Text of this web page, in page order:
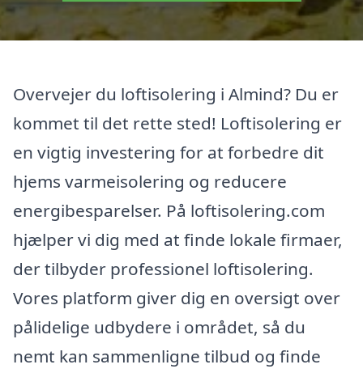
Overvejer du loftisolering i Almind? Du er
kommet til det rette sted! Loftisolering er
en vigtig investering for at forbedre dit
hjems varmeisolering og reducere
energibesparelser. På loftisolering.com
hjælper vi dig med at finde lokale firmaer,
der tilbyder professionel loftisolering.
Vores platform giver dig en oversigt over
pålidelige udbydere i området, så du
nemt kan sammenligne tilbud og finde